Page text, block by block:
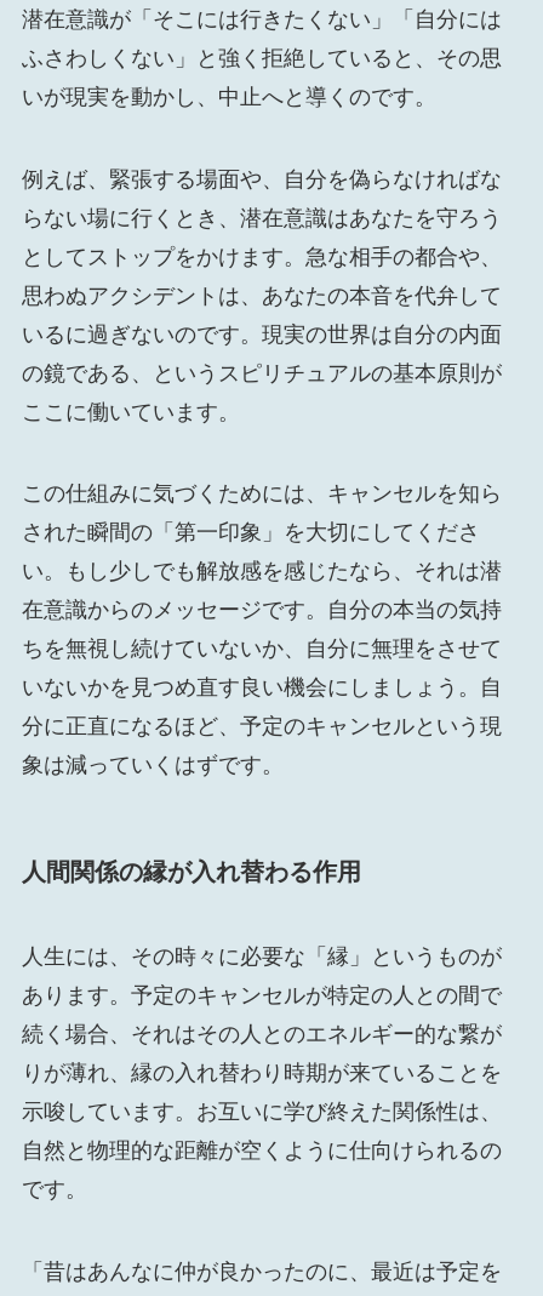
潜在意識が「そこには行きたくない」「自分には
ふさわしくない」と強く拒絶していると、その思
いが現実を動かし、中止へと導くのです。
例えば、緊張する場面や、自分を偽らなければな
らない場に行くとき、潜在意識はあなたを守ろう
としてストップをかけます。急な相手の都合や、
思わぬアクシデントは、あなたの本音を代弁して
いるに過ぎないのです。現実の世界は自分の内面
の鏡である、というスピリチュアルの基本原則が
ここに働いています。
この仕組みに気づくためには、キャンセルを知ら
された瞬間の「第一印象」を大切にしてくださ
い。もし少しでも解放感を感じたなら、それは潜
在意識からのメッセージです。自分の本当の気持
ちを無視し続けていないか、自分に無理をさせて
いないかを見つめ直す良い機会にしましょう。自
分に正直になるほど、予定のキャンセルという現
象は減っていくはずです。
人間関係の縁が入れ替わる作用
人生には、その時々に必要な「縁」というものが
あります。予定のキャンセルが特定の人との間で
続く場合、それはその人とのエネルギー的な繋が
りが薄れ、縁の入れ替わり時期が来ていることを
示唆しています。お互いに学び終えた関係性は、
自然と物理的な距離が空くように仕向けられるの
です。
「昔はあんなに仲が良かったのに、最近は予定を